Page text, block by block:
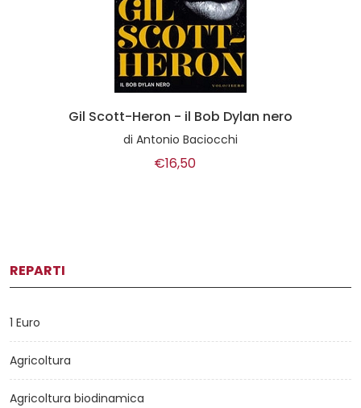
Gil Scott-Heron - il Bob Dylan nero
di Antonio Baciocchi
€16,50
REPARTI
1 Euro
Agricoltura
Agricoltura biodinamica